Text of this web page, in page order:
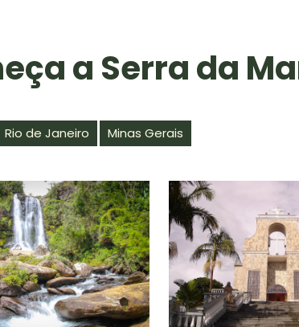
a Serra da
Rio de Janeiro Minas Gerais